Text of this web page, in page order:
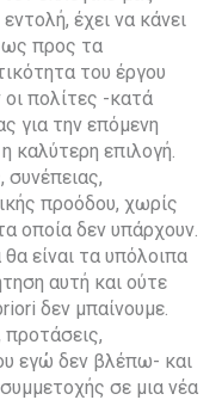
έχει να κάνει
ως προς τα
του έργου
πολίτες -κατά
για την επόμενη
καλύτερη επιλογή.
συνέπειας,
προόδου, χωρίς
οποία δεν υπάρχουν.
είναι τα υπόλοιπα
αυτή και ούτε
δεν μπαίνουμε.
εγώ δεν βλέπω- και
σε μια νέα